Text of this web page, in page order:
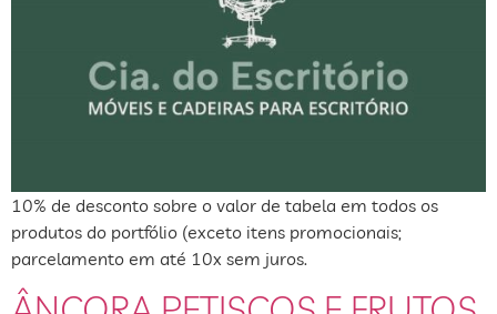
10% de desconto sobre o valor de tabela em todos os
produtos do portfólio (exceto itens promocionais;
parcelamento em até 10x sem juros.